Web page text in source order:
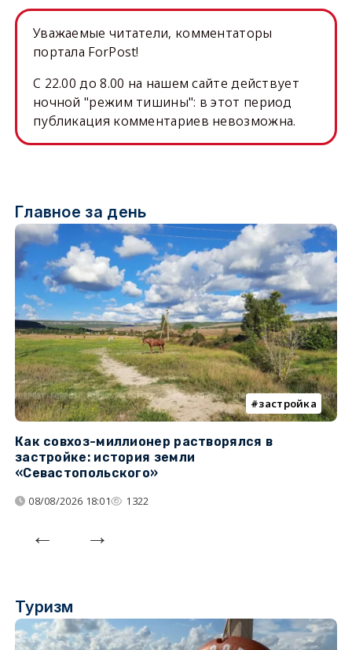
Уважаемые читатели, комментаторы
портала ForPost!
C 22.00 до 8.00 на нашем сайте действует
ночной "режим тишины": в этот период
публикация комментариев невозможна.
Главное за день
застройка
Как совхоз-миллионер растворялся в
застройке: история земли
«Севастопольского»
08/08/2026 18:01 1322
Туризм